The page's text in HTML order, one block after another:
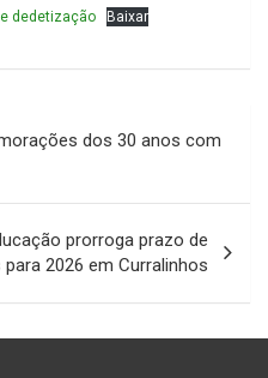
dedetização Baixar
dos 30 anos com
prorroga prazo de
2026 em Curralinhos